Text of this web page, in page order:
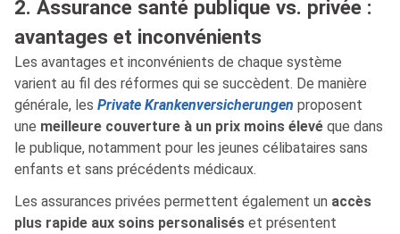
2. Assurance santé publique vs. privée :
avantages et inconvénients
Les avantages et inconvénients de chaque système
varient au fil des réformes qui se succèdent. De manière
générale, les Private Krankenversicherungen proposent
une meilleure couverture à un prix moins élevé que dans
le publique, notamment pour les jeunes célibataires sans
enfants et sans précédents médicaux.
Les assurances privées permettent également un accès
plus rapide aux soins personalisés et présentent